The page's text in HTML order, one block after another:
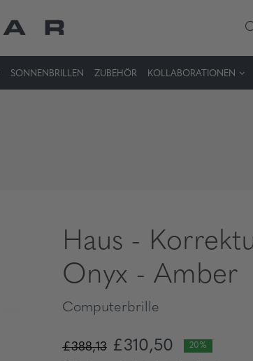
SONNENBRILLEN ZUBEHÖR KOLLABORATIONEN
Haus -
Onyx - Amber
Computerbrille
£388,13 £310,50 20%